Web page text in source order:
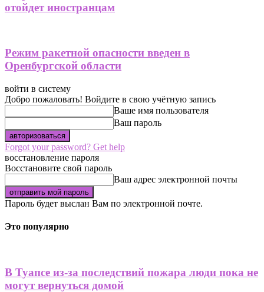
отойдет иностранцам
Режим ракетной опасности введен в
Оренбургской области
войти в систему
Добро пожаловать! Войдите в свою учётную запись
Ваше имя пользователя
Ваш пароль
Forgot your password? Get help
восстановление пароля
Восстановите свой пароль
Ваш адрес электронной почты
Пароль будет выслан Вам по электронной почте.
Это популярно
В Туапсе из-за последствий пожара люди пока не
могут вернуться домой